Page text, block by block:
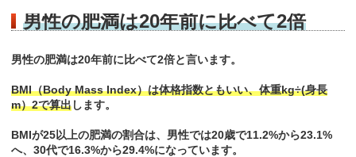
男性の肥満は20年前に比べて2倍
男性の肥満は20年前に比べて2倍と言います。
BMI（Body Mass Index）は体格指数ともいい、体重kg÷(身長
m）2で算出します。
BMIが25以上の肥満の割合は、男性では20歳で11.2%から23.1%
へ、30代で16.3%から29.4%になっています。